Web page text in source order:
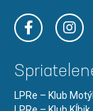
LPRe – Klub